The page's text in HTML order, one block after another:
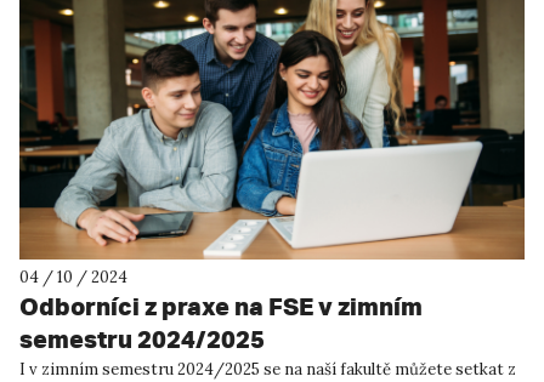
04 / 10 / 2024
Odborníci z praxe na FSE v zimním
semestru 2024/2025
I v zimním semestru 2024/2025 se na naší fakultě můžete setkat z